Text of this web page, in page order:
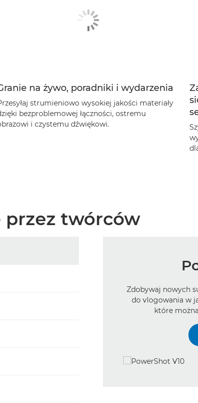
na żywo, poradniki i wydarzenia
strumieniowo wysokiej jakości materiały
bezproblemowej łączności, ostremu
i czystemu dźwiękowi.
twórców
Zdobywaj nowych
do vlogowania w
które